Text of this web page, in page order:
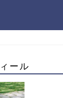
ール